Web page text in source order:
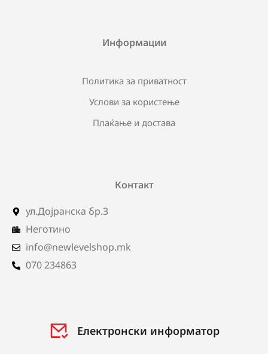
Информации
Политика за приватност
Услови за користење
Плаќање и достава
Контакт
ул.Дојранска бр.3
Неготино
info@newlevelshop.mk
070 234863
Електронски информатор